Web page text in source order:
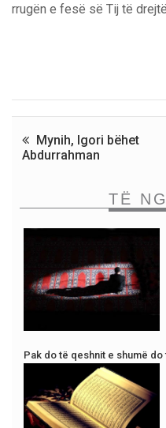
rrugën e fesë së Tij të
Mynih, Igori bëhet
Abdurrahman
TË
Pak do të qeshnit e shumë do